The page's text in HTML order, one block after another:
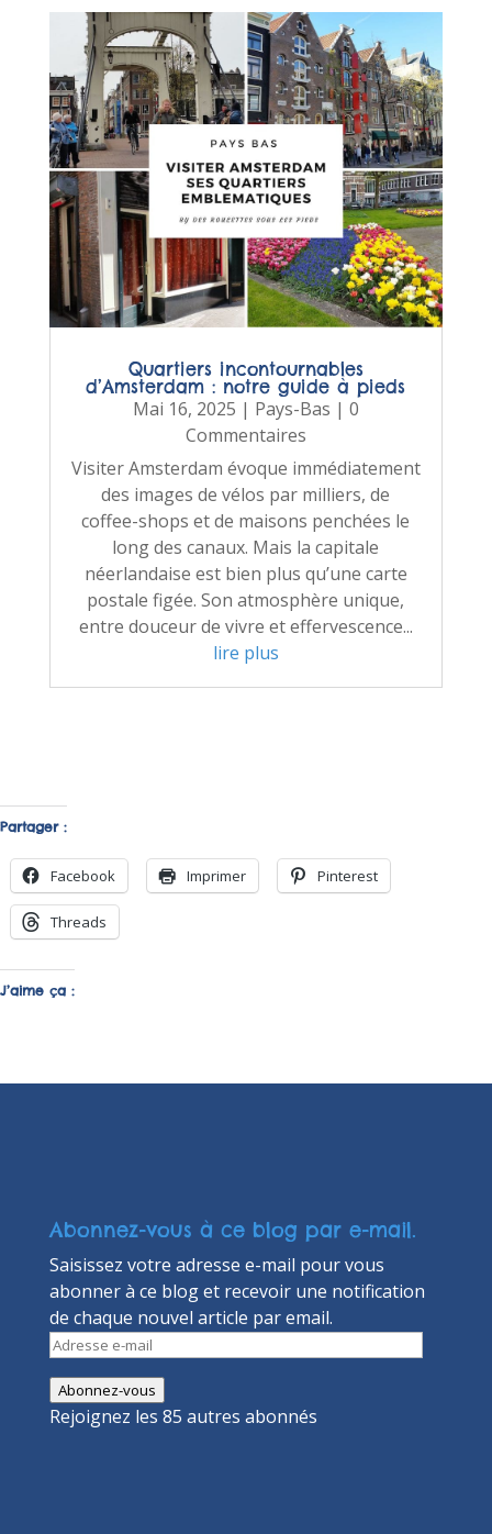
Quartiers incontournables
d’Amsterdam : notre guide à pieds
Mai 16, 2025 | Pays-Bas | 0
Commentaires
Visiter Amsterdam évoque immédiatement
des images de vélos par milliers, de
coffee-shops et de maisons penchées le
long des canaux. Mais la capitale
néerlandaise est bien plus qu’une carte
postale figée. Son atmosphère unique,
entre douceur de vivre et effervescence...
lire plus
Partager :
Facebook Imprimer Pinterest
Threads
J’aime ça :
Abonnez-vous à ce blog par e-mail.
Saisissez votre adresse e-mail pour vous
abonner à ce blog et recevoir une notification
de chaque nouvel article par email.
Adresse
mail
Abonnez-vous
Rejoignez les 85 autres abonnés